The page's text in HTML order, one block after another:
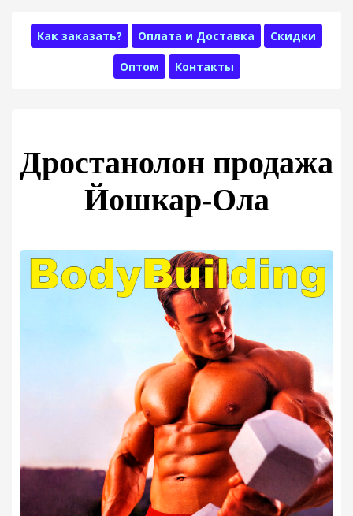
Как заказать? Оплата и Доставка Скидки
Оптом Контакты
Дростанолон продажа
Йошкар-Ола